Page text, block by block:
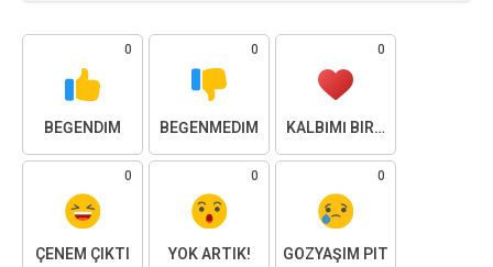
0
BEĞENDIM
0
BEĞENMEDIM
0
KALBIMI BIRAKTIM
0
ÇENEM ÇIKTI
0
YOK ARTIK!
0
GÖZYAŞIM PIT